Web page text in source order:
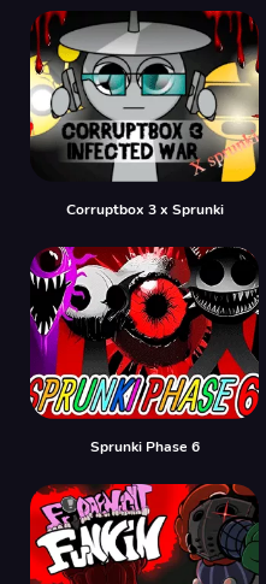
Corruptbox 3 x Sprunki
Sprunki Phase 6